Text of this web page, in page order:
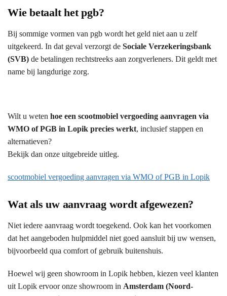
Wie betaalt het pgb?
Bij sommige vormen van pgb wordt het geld niet aan u zelf
uitgekeerd. In dat geval verzorgt de Sociale Verzekeringsbank
(SVB) de betalingen rechtstreeks aan zorgverleners. Dit geldt met
name bij langdurige zorg.
Wilt u weten hoe een scootmobiel vergoeding aanvragen via
WMO of PGB in Lopik precies werkt, inclusief stappen en
alternatieven?
Bekijk dan onze uitgebreide uitleg.
scootmobiel vergoeding aanvragen via WMO of PGB in Lopik
Wat als uw aanvraag wordt afgewezen?
Niet iedere aanvraag wordt toegekend. Ook kan het voorkomen
dat het aangeboden hulpmiddel niet goed aansluit bij uw wensen,
bijvoorbeeld qua comfort of gebruik buitenshuis.
Hoewel wij geen showroom in Lopik hebben, kiezen veel klanten
uit Lopik ervoor onze showroom in Amsterdam (Noord-